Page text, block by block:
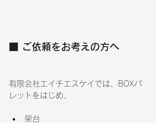
■ ご依頼をお考えの方へ
有限会社エイチエスケイでは、BOXパ
レットをはじめ、
架台